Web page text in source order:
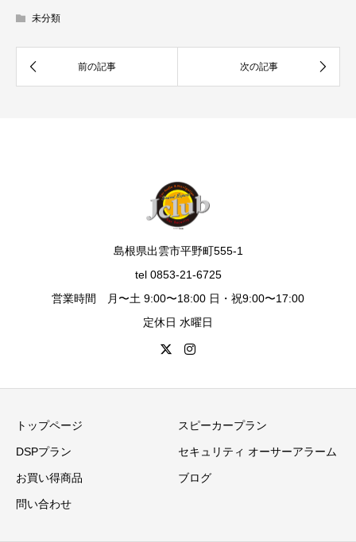
未分類
島根県出雲市平野町555-1
tel 0853-21-6725
営業時間 月〜土 9:00〜18:00 日・祝9:00〜17:00
定休日 水曜日
トップページ スピーカープラン
DSPプラン セキュリティ オーサーアラーム
お買い得商品 ブログ
問い合わせ